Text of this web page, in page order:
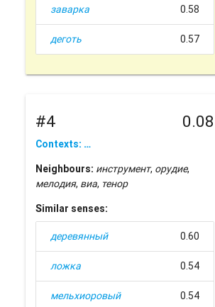
заварка 0.58
деготь 0.57
#4 0.08
Contexts: …
Neighbours: инструмент, орудие,
мелодия, виа, тенор
Similar senses:
деревянный 0.60
ложка 0.54
мельхиоровый 0.54